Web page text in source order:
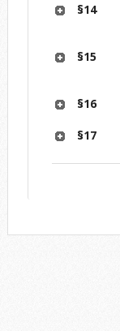
§14
§15
§16
§17